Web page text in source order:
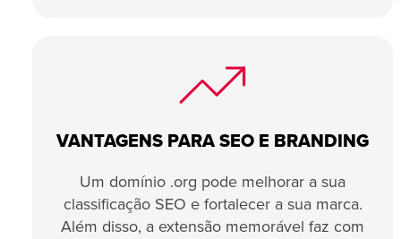
VANTAGENS PARA SEO E BRANDING
Um domínio .org pode melhorar a sua
classificação SEO e fortalecer a sua marca.
Além disso, a extensão memorável faz com